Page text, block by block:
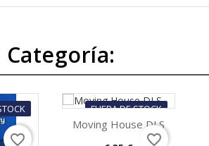
favorite_border
FUERA DE STOCK
Moving House DLS
favorite_border